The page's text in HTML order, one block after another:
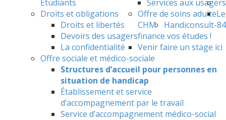
Services aux usagers
Droits et obligations
Droits et libertés
Devoirs des usagers
La confidentialité
Offre de soins adulte
Handiconsult-84
Offre sociale et médico-sociale
Structures d’accueil pour personnes en
situation de handicap
Établissement et service
d’accompagnement par le travail
Service d’accompagnement médico-social
Étudiants
Le
CHM
finance vos études !
Venir faire un stage ici